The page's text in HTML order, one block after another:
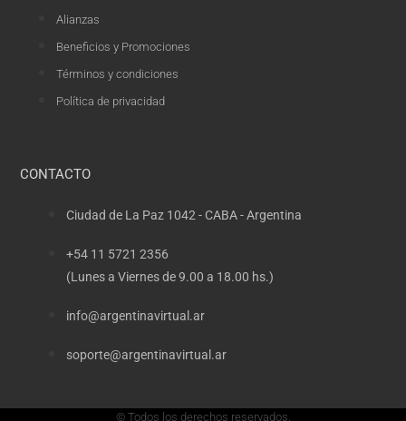
Alianzas
Beneficios y Promociones
Términos y condiciones
Política de privacidad
CONTACTO
Ciudad de La Paz 1042 - CABA - Argentina
+54 11 5721 2356
(Lunes a Viernes de 9.00 a 18.00 hs.)
info@argentinavirtual.ar
soporte@argentinavirtual.ar
© Todos los derechos reservados.